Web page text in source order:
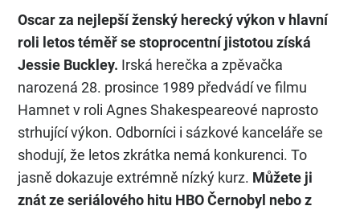
Oscar za nejlepší ženský herecký výkon v hlavní
roli letos téměř se stoprocentní jistotou získá
Jessie Buckley. Irská herečka a zpěvačka
narozená 28. prosince 1989 předvádí ve filmu
Hamnet v roli Agnes Shakespeareové naprosto
strhující výkon. Odborníci i sázkové kanceláře se
shodují, že letos zkrátka nemá konkurenci. To
jasně dokazuje extrémně nízký kurz. Můžete ji
znát ze seriálového hitu HBO Černobyl nebo z